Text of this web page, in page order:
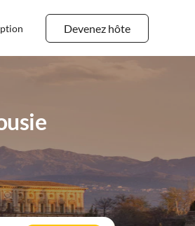
Devenez hôte